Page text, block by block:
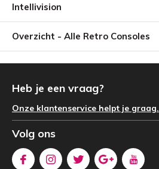
Intellivision
Overzicht - Alle Retro Consoles
Heb je een vraag?
Onze klantenservice helpt je graag.
Volg ons